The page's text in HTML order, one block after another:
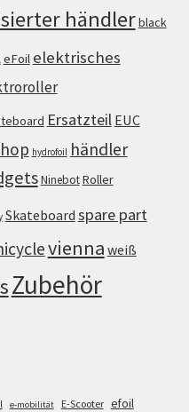
händlerblack
eFoil elektrisches
Ersatzteil EUC
hydrofoil händler
NinebotRoller
Skateboard spare part
vienna weiß
Zubehör
e-mobilität E-Scooter efoil